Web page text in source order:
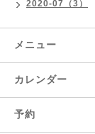
2020-07（3）
メニュー
カレンダー
予約